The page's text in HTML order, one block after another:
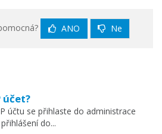
ANO Ne
účet?
účtu se přihlaste do administrace
do...